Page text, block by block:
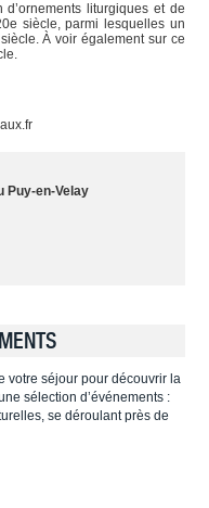
d’ornements liturgiques et de
siècle, parmi lesquelles un
À voir également sur ce
Puy-en-Velay
votre séjour pour découvrir la
sélection d’événements :
se déroulant près de